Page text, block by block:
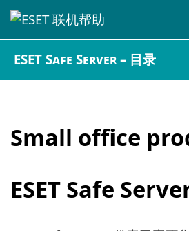
ESET Safe Server – 目录
Small office
ESET Safe